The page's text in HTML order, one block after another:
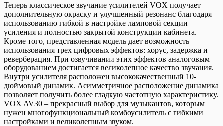
Теперь классическое звучание усилителей VOX получает
дополнительную окраску и улучшенный резонанс благодаря
использованию гибкой в настройке ламповой секции
усиления и полностью закрытой конструкции кабинета.
Кроме того, представленная модель дает возможность
использования трех цифровых эффектов: хорус, задержка и
реверберация. При озвучивании этих эффектов аналоговым
оборудованием достигается великолепное качество звучания.
Внутри усилителя расположен высококачественный 10-
дюймовый динамик. Асимметричное расположение динамика
позволяет получить более гладкую частотную характеристику.
VOX AV30 – прекрасный выбор для музыкантов, которым
нужен многофункциональный комбоусилитель с гибкими
настройками и великолепным звуком.